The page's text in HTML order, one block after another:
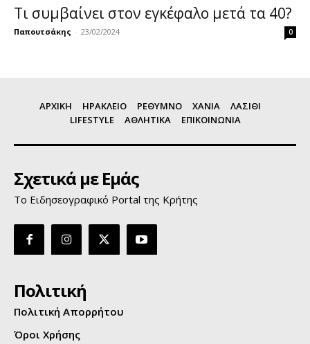
Τι συμβαίνει στον εγκέφαλο μετά τα 40?
Παπουτσάκης - 23/02/2024 0
ΑΡΧΙΚΗ ΗΡΑΚΛΕΙΟ ΡΕΘΥΜΝΟ ΧΑΝΙΑ
ΛΑΣΙΘΙ
LIFESTYLE
ΑΘΛΗΤΙΚΑ ΕΠΙΚΟΙΝΩΝΙΑ
Σχετικά με Εμάς
Το Ειδησεογραφικό Portal της Κρήτης
Πολιτική
Πολιτική Απορρήτου
Όροι Χρήσης